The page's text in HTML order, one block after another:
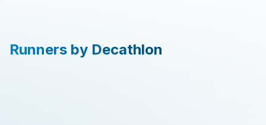
Runners by Decathlon